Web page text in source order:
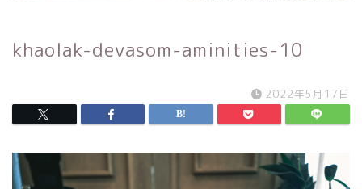
khaolak-devasom-aminities-10
2022年5月17日